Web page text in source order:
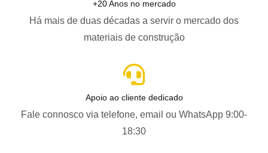
+20 Anos no mercado
Há mais de duas décadas a servir o mercado dos
materiais de construção
Apoio ao cliente dedicado
Fale connosco via telefone, email ou WhatsApp 9:00-
18:30